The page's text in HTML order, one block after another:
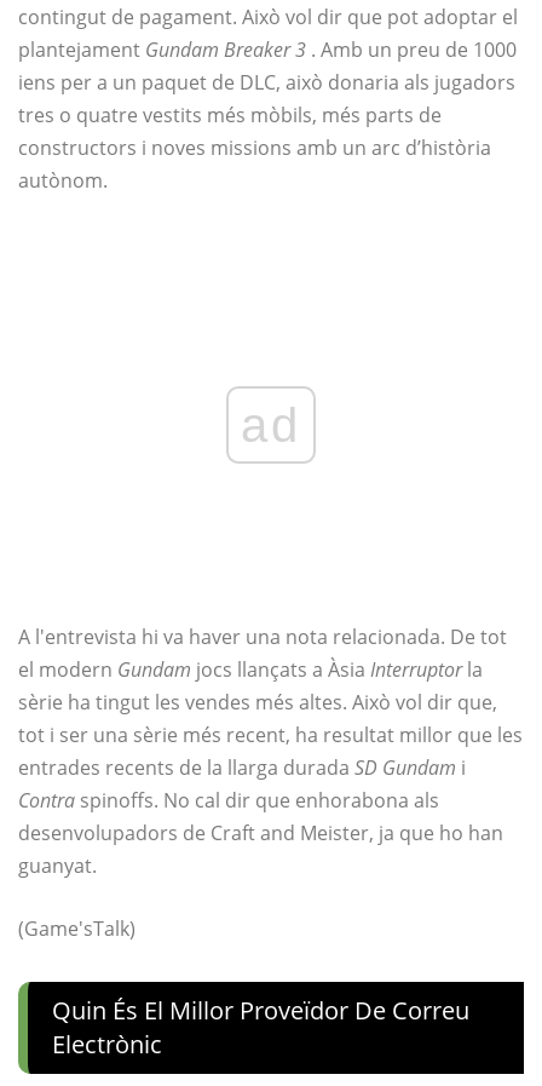
contingut de pagament. Això vol dir que pot adoptar el
plantejament Gundam Breaker 3 . Amb un preu de 1000
iens per a un paquet de DLC, això donaria als jugadors
tres o quatre vestits més mòbils, més parts de
constructors i noves missions amb un arc d’història
autònom.
ad
A l'entrevista hi va haver una nota relacionada. De tot
el modern Gundam jocs llançats a Àsia Interruptorla
sèrie ha tingut les vendes més altes. Això vol dir que,
tot i ser una sèrie més recent, ha resultat millor que les
entrades recents de la llarga durada SD Gundam i
Contra spinoffs. No cal dir que enhorabona als
desenvolupadors de Craft and Meister, ja que ho han
guanyat.
(Game'sTalk)
Quin És El Millor Proveïdor De Correu
Electrònic